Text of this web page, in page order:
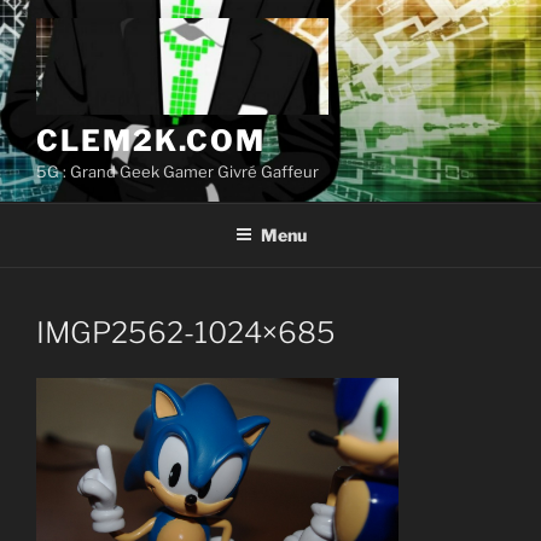
Aller
au
contenu
principal
CLEM2K.COM
5G : Grand Geek Gamer Givré Gaffeur
Menu
IMGP2562-1024×685